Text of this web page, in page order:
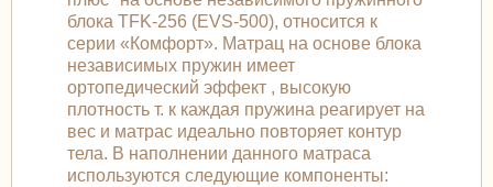
блока TFK-256 (EVS-500), относится к
серии «Комфорт». Матрац на основе блока
независимых пружин имеет
ортопедический эффект , высокую
плотность т. к каждая пружина реагирует на
вес и матрас идеально повторяет контур
тела. В наполнении данного матраса
используются следующие компоненты: